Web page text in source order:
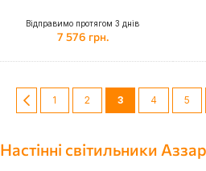
Відправимо протягом 3 днів
7 576 грн.
Сторінка
Сторінка
Попередній
Сторінка
1 Сторінка
2 You're currently
3 Сторінка
4 5
Настінні світильники